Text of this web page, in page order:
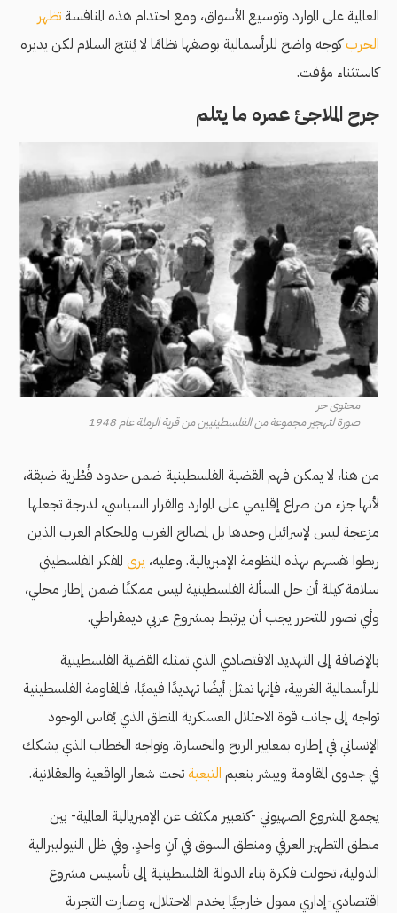
العالمية على الموارد وتوسيع الأسواق، ومع احتدام هذه المنافسة تظهر
الحربكوجه واضح للرأسمالية بوصفها نظامًا لا يُنتج السلام لكن يديره
كاستثناء مؤقت.
جرح الملاجئ عمره ما يتلم
محتوى حر
من هنا، لا يمكن فهم القضية الفلسطينية ضمن حدود قُطْرية ضيقة،
لأنها جزء من صراع إقليمي على الموارد والقرار السياسي، لدرجة تجعلها
مزعجة ليس لإسرائيل وحدها بل لمصالح الغرب وللحكام العرب الذين
ربطوا نفسهم بهذه المنظومة الإمبريالية. وعليه، يرى المفكر الفلسطيني
سلامة كيلة أن حل المسألة الفلسطينية ليس ممكنًا ضمن إطار محلي،
وأي تصور للتحرر يجب أن يرتبط بمشروع عربي ديمقراطي.
بالإضافة إلى التهديد الاقتصادي الذي تمثله القضية الفلسطينية
للرأسمالية الغربية، فإنها تمثل أيضًا تهديدًا قيميًا، فالمقاومة الفلسطينية
تواجه إلى جانب قوة الاحتلال العسكرية المنطق الذي يُقاس الوجود
الإنساني في إطاره بمعايير الربح والخسارة. وتواجه الخطاب الذي يشكك
في جدوى المقاومة ويبشر بنعيم التبعية تحت شعار الواقعية والعقلانية.
يجمع المشروع الصهيوني -كتعبير مكثف عن الإمبريالية العالمية- بين
منطق التطهير العرقي ومنطق السوق في آنٍ واحدٍ. وفي ظل النيوليبرالية
الدولية، تحولت فكرة بناء الدولة الفلسطينية إلى تأسيس مشروع
اقتصادي-إداري ممول خارجيًا يخدم الاحتلال، وصارت التجربة